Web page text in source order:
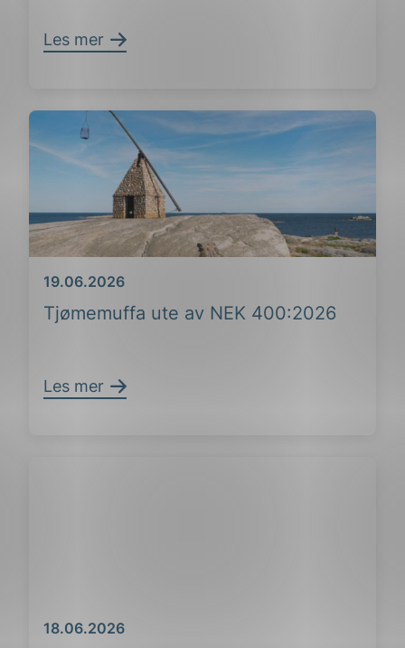
Les mer
Tjømemuffa ute av NEK 400:2026
Dato
19.06.2026
Les mer
Dato
18.06.2026